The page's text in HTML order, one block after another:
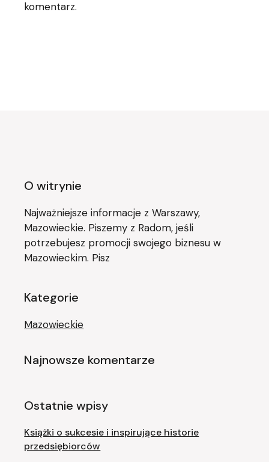
komentarz.
O witrynie
Najważniejsze informacje z Warszawy,
Mazowieckie. Piszemy z Radom, jeśli
potrzebujesz promocji swojego biznesu w
Mazowieckim. Pisz
Kategorie
Mazowieckie
Najnowsze komentarze
Ostatnie wpisy
Książki o sukcesie i inspirujące historie
przedsiębiorców